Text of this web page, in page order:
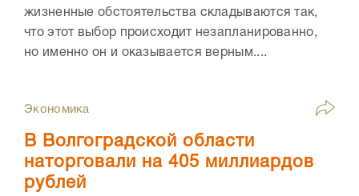
жизненные обстоятельства складываются так,
что этот выбор происходит незапланированно,
но именно он и оказывается верным....
Экономика
В Волгоградской области
наторговали на 405 миллиардов
рублей